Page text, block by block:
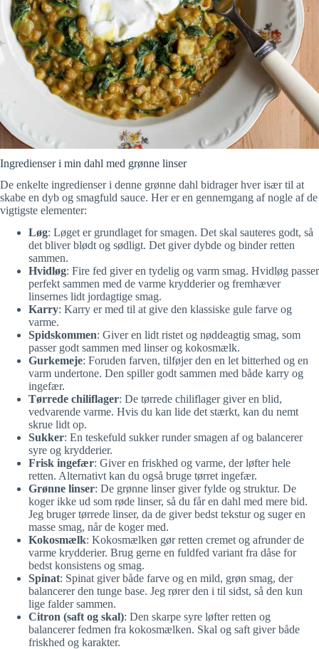
Ingredienser i min dahl med grønne linser
De enkelte ingredienser i denne grønne dahl bidrager hver især til at
skabe en dyb og smagfuld sauce. Her er en gennemgang af nogle af de
vigtigste elementer:
Løg: Løget er grundlaget for smagen. Det skal sauteres godt, så
det bliver blødt og sødligt. Det giver dybde og binder retten
sammen.
Hvidløg: Fire fed giver en tydelig og varm smag. Hvidløg passer
perfekt sammen med de varme krydderier og fremhæver
linsernes lidt jordagtige smag.
Karry: Karry er med til at give den klassiske gule farve og
varme.
Spidskommen: Giver en lidt ristet og nøddeagtig smag, som
passer godt sammen med linser og kokosmælk.
Gurkemeje: Foruden farven, tilføjer den en let bitterhed og en
varm undertone. Den spiller godt sammen med både karry og
ingefær.
Tørrede chiliflager: De tørrede chiliflager giver en blid,
vedvarende varme. Hvis du kan lide det stærkt, kan du nemt
skrue lidt op.
Sukker: En teskefuld sukker runder smagen af og balancerer
syre og krydderier.
Frisk ingefær: Giver en friskhed og varme, der løfter hele
retten. Alternativt kan du også bruge tørret ingefær.
Grønne linser: De grønne linser giver fylde og struktur. De
koger ikke ud som røde linser, så du får en dahl med mere bid.
Jeg bruger tørrede linser, da de giver bedst tekstur og suger en
masse smag, når de koger med.
Kokosmælk: Kokosmælken gør retten cremet og afrunder de
varme krydderier. Brug gerne en fuldfed variant fra dåse for
bedst konsistens og smag.
Spinat: Spinat giver både farve og en mild, grøn smag, der
balancerer den tunge base. Jeg rører den i til sidst, så den kun
lige falder sammen.
Citron (saft og skal): Den skarpe syre løfter retten og
balancerer fedmen fra kokosmælken. Skal og saft giver både
friskhed og karakter.